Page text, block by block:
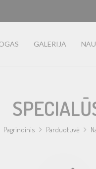
GALERIJA
Pagrindinis Parduotuvė